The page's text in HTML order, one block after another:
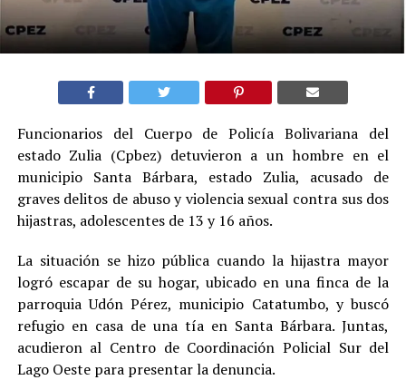
Funcionarios del Cuerpo de Policía Bolivariana del
estado Zulia (Cpbez) detuvieron a un hombre en el
municipio Santa Bárbara, estado Zulia, acusado de
graves delitos de abuso y violencia sexual contra sus dos
hijastras, adolescentes de 13 y 16 años.
La situación se hizo pública cuando la hijastra mayor
logró escapar de su hogar, ubicado en una finca de la
parroquia Udón Pérez, municipio Catatumbo, y buscó
refugio en casa de una tía en Santa Bárbara. Juntas,
acudieron al Centro de Coordinación Policial Sur del
Lago Oeste para presentar la denuncia.